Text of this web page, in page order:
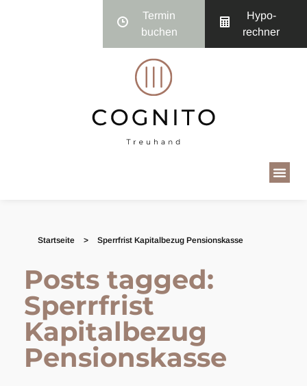
Termin
buchen
Hypo­
rechner
Startseite > Sperrfrist Kapitalbezug Pensionskasse
Posts tagged:
Sperrfrist
Kapitalbezug
Pensionskasse